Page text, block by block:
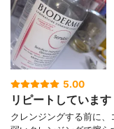
5.00
リピートしています
クレンジングする前に